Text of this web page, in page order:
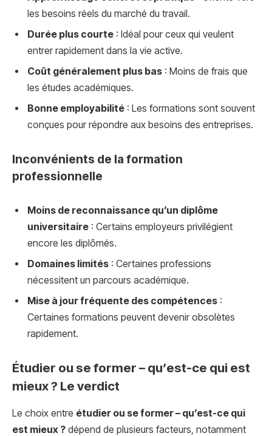
les besoins réels du marché du travail.
Durée plus courte : Idéal pour ceux qui veulent
entrer rapidement dans la vie active.
Coût généralement plus bas : Moins de frais que
les études académiques.
Bonne employabilité : Les formations sont souvent
conçues pour répondre aux besoins des entreprises.
Inconvénients de la formation
professionnelle
Moins de reconnaissance qu’un diplôme
universitaire : Certains employeurs privilégient
encore les diplômés.
Domaines limités : Certaines professions
nécessitent un parcours académique.
Mise à jour fréquente des compétences :
Certaines formations peuvent devenir obsolètes
rapidement.
Étudier ou se former – qu’est-ce qui est
mieux ? Le verdict
Le choix entre étudier ou se former – qu’est-ce qui
est mieux ? dépend de plusieurs facteurs, notamment